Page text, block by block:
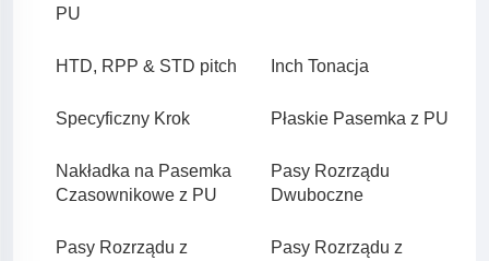
PU
HTD, RPP & STD pitch Inch Tonacja
Specyficzny Krok Płaskie Pasemka z PU
Nakładka na Pasemka
Czasownikowe z PU
Pasy Rozrządu
Dwuboczne
Pasy Rozrządu z
Pasy Rozrządu z